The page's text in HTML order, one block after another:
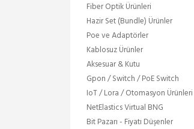
Fiber Optik Ürünleri
Hazir Set (Bundle) Ürünler
Poe ve Adaptörler
Kablosuz Ürünler
Aksesuar & Kutu
Gpon / Switch / PoE Switch
IoT / Lora / Otomasyon Ürünleri
NetElastics Virtual BNG
Bit Pazarı - Fiyatı Düşenler